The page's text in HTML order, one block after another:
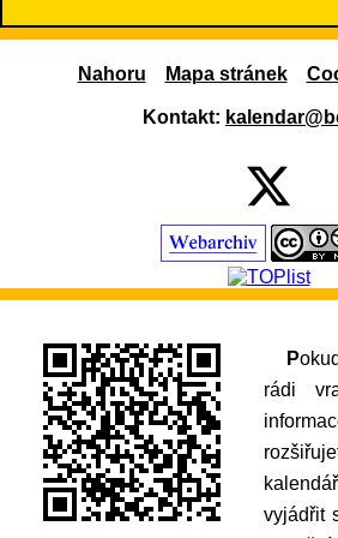
38 14 15 16
21 22 23
30
Nahoru Mapa stránek
Kontakt:
Pokud se na tento web
rádi
vyjádřit